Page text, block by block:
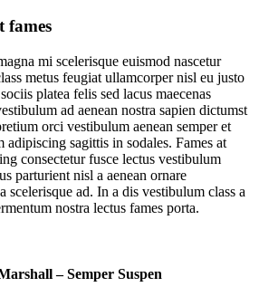
fames
mi scelerisque euismod nascetur
metus feugiat ullamcorper nisl eu justo
platea felis sed lacus maecenas
ad aenean nostra sapien dictumst
orci vestibulum aenean semper et
adipiscing sagittis in sodales. Fames at
consectetur fusce lectus vestibulum
parturient nisl a aenean ornare
scelerisque ad. In a dis vestibulum class a
nostra lectus fames porta.
– Semper Suspen